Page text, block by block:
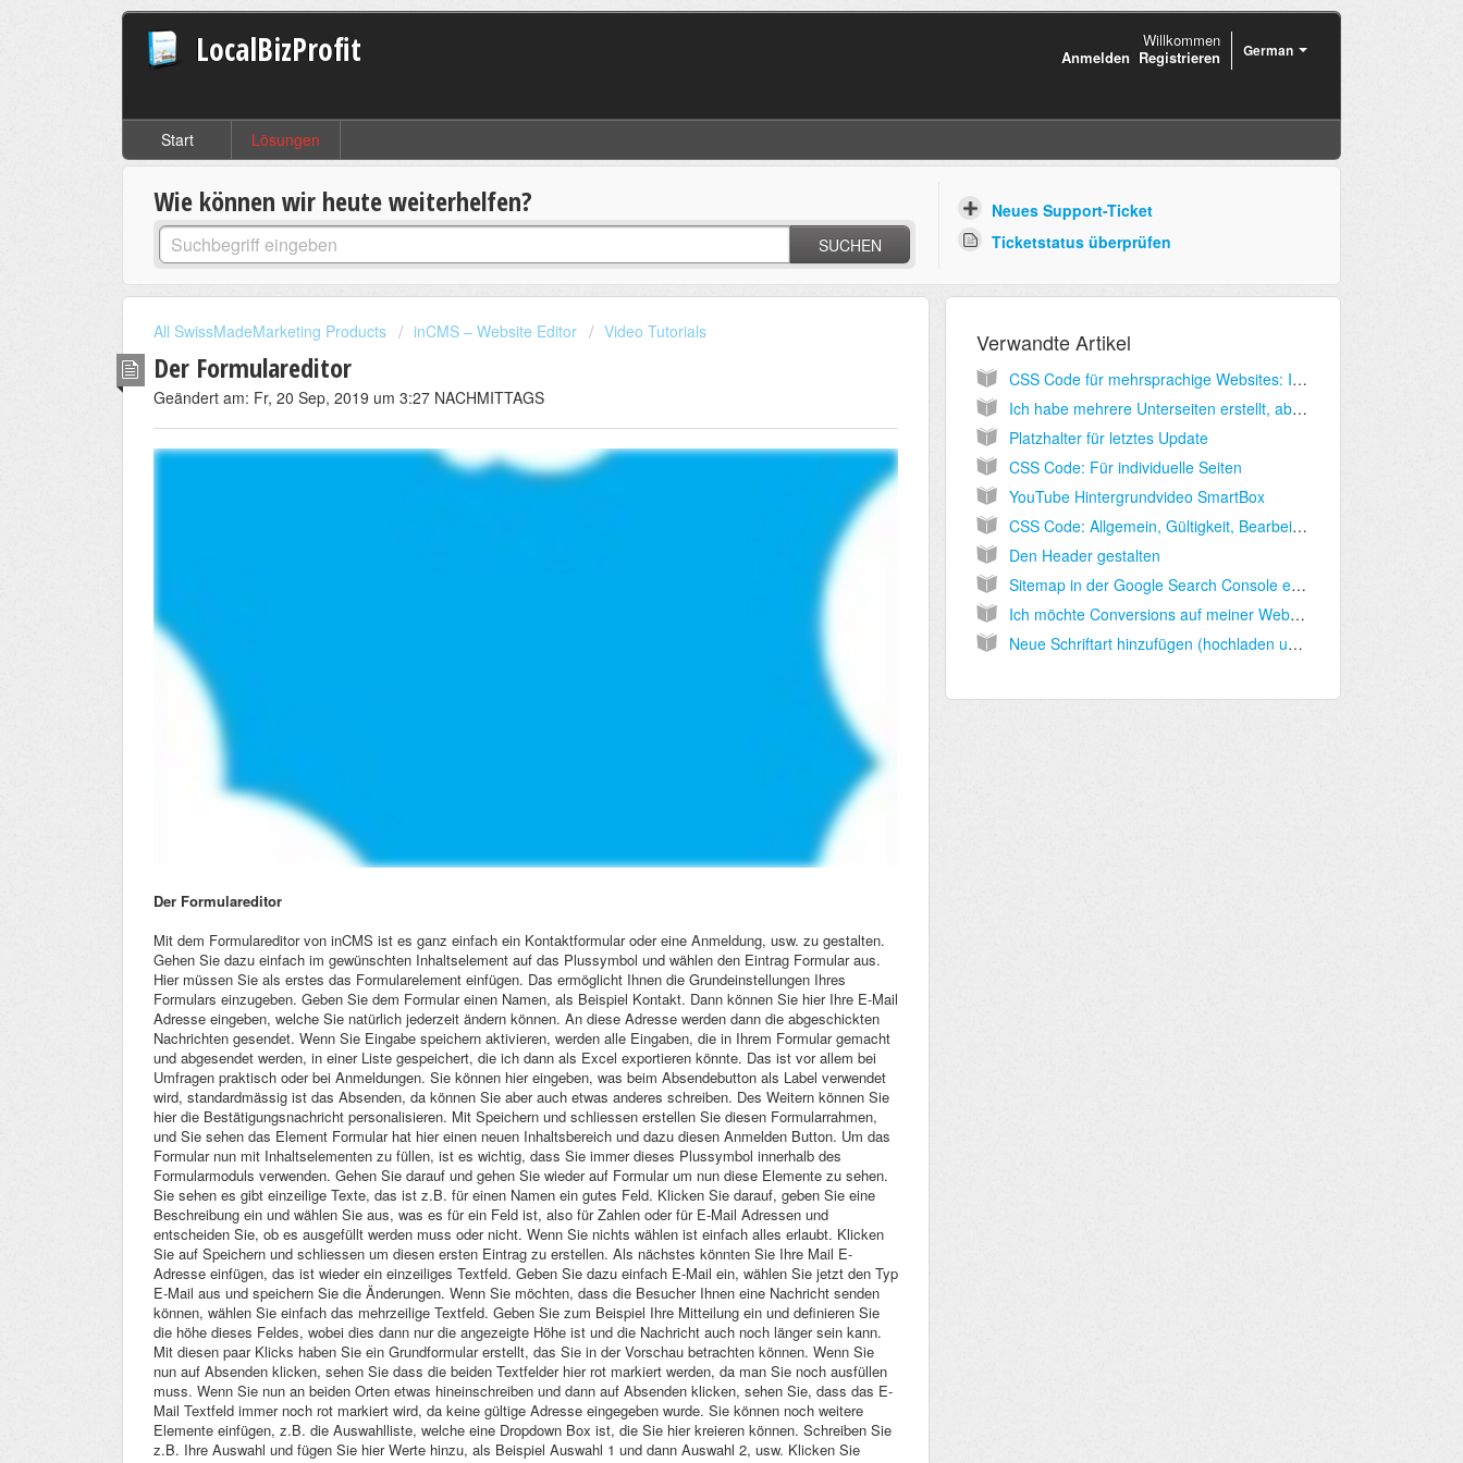
LocalBizProfit German
Willkommen
Anmelden Registrieren
Start Lösungen
Wie können wir heute weiterhelfen?
SUCHEN
Neues Support-Ticket
Ticketstatus überprüfen
All SwissMadeMarketing Products inCMS – Website Editor Video Tutorials
Der Formulareditor
Geändert am: Fr, 20 Sep, 2019 um 3:27 NACHMITTAGS
Der Formulareditor
Mit dem Formulareditor von inCMS ist es ganz einfach ein Kontaktformular oder eine Anmeldung, usw. zu gestalten.
Gehen Sie dazu einfach im gewünschten Inhaltselement auf das Plussymbol und wählen den Eintrag Formular aus.
Hier müssen Sie als erstes das Formularelement einfügen. Das ermöglicht Ihnen die Grundeinstellungen Ihres
Formulars einzugeben. Geben Sie dem Formular einen Namen, als Beispiel Kontakt. Dann können Sie hier Ihre E-Mail
Adresse eingeben, welche Sie natürlich jederzeit ändern können. An diese Adresse werden dann die abgeschickten
Nachrichten gesendet. Wenn Sie Eingabe speichern aktivieren, werden alle Eingaben, die in Ihrem Formular gemacht
und abgesendet werden, in einer Liste gespeichert, die ich dann als Excel exportieren könnte. Das ist vor allem bei
Umfragen praktisch oder bei Anmeldungen. Sie können hier eingeben, was beim Absendebutton als Label verwendet
wird, standardmässig ist das Absenden, da können Sie aber auch etwas anderes schreiben. Des Weitern können Sie
hier die Bestätigungsnachricht personalisieren. Mit Speichern und schliessen erstellen Sie diesen Formularrahmen,
und Sie sehen das Element Formular hat hier einen neuen Inhaltsbereich und dazu diesen Anmelden Button. Um das
Formular nun mit Inhaltselementen zu füllen, ist es wichtig, dass Sie immer dieses Plussymbol innerhalb des
Formularmoduls verwenden. Gehen Sie darauf und gehen Sie wieder auf Formular um nun diese Elemente zu sehen.
Sie sehen es gibt einzeilige Texte, das ist z.B. für einen Namen ein gutes Feld. Klicken Sie darauf, geben Sie eine
Beschreibung ein und wählen Sie aus, was es für ein Feld ist, also für Zahlen oder für E-Mail Adressen und
entscheiden Sie, ob es ausgefüllt werden muss oder nicht. Wenn Sie nichts wählen ist einfach alles erlaubt. Klicken
Sie auf Speichern und schliessen um diesen ersten Eintrag zu erstellen. Als nächstes könnten Sie Ihre Mail E-
Adresse einfügen, das ist wieder ein einzeiliges Textfeld. Geben Sie dazu einfach E-Mail ein, wählen Sie jetzt den Typ
E-Mail aus und speichern Sie die Änderungen. Wenn Sie möchten, dass die Besucher Ihnen eine Nachricht senden
können, wählen Sie einfach das mehrzeilige Textfeld. Geben Sie zum Beispiel Ihre Mitteilung ein und definieren Sie
die höhe dieses Feldes, wobei dies dann nur die angezeigte Höhe ist und die Nachricht auch noch länger sein kann.
Mit diesen paar Klicks haben Sie ein Grundformular erstellt, das Sie in der Vorschau betrachten können. Wenn Sie
nun auf Absenden klicken, sehen Sie dass die beiden Textfelder hier rot markiert werden, da man Sie noch ausfüllen
muss. Wenn Sie nun an beiden Orten etwas hineinschreiben und dann auf Absenden klicken, sehen Sie, dass das E-
Mail Textfeld immer noch rot markiert wird, da keine gültige Adresse eingegeben wurde. Sie können noch weitere
Elemente einfügen, z.B. die Auswahlliste, welche eine Dropdown Box ist, die Sie hier kreieren können. Schreiben Sie
z.B. Ihre Auswahl und fügen Sie hier Werte hinzu, als Beispiel Auswahl 1 und dann Auswahl 2, usw. Klicken Sie
Verwandte Artikel
CSS Code für mehrsprachige Websites: Inhalte abhängig von der Sprache stylen
Ich habe mehrere Unterseiten erstellt, aber das Submenu wird nicht angezeigt. Warum?
Platzhalter für letztes Update
CSS Code: Für individuelle Seiten
YouTube Hintergrundvideo SmartBox
CSS Code: Allgemein, Gültigkeit, Bearbeitungsmodus
Den Header gestalten
Sitemap in der Google Search Console erfassen
Ich möchte Conversions auf meiner Website tracken. Wo muss ich den Tracking Code von Google AdWords eingeben?
Neue Schriftart hinzufügen (hochladen und installieren)